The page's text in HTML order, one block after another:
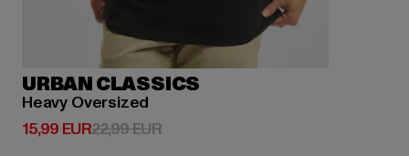
URBAN CLASSICS
Heavy Oversized
15,99 EUR
Ajankohtainen hinta: 15,99 EUR
22,99 EURKampanjahinta: 22,99 EUR